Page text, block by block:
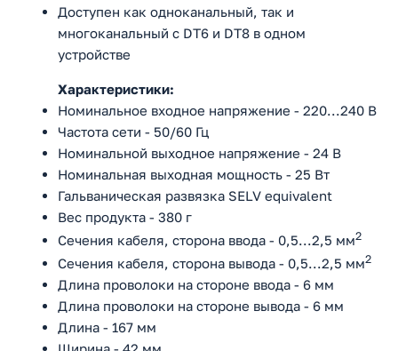
Доступен как одноканальный, так и
многоканальный с DT6 и DT8 в одном
устройстве
Характеристики:
Номинальное входное напряжение - 220...240 В
Частота сети - 50/60 Гц
Номинальной выходное напряжение - 24 В
Номинальная выходная мощность - 25 Вт
Гальваническая развязка SELV equivalent
Вес продукта - 380 г
Сечения кабеля, сторона ввода - 0,5...2,5 мм2
Сечения кабеля, сторона вывода - 0,5...2,5 мм2
Длина проволоки на стороне ввода - 6 мм
Длина проволоки на стороне вывода - 6 мм
Длина - 167 мм